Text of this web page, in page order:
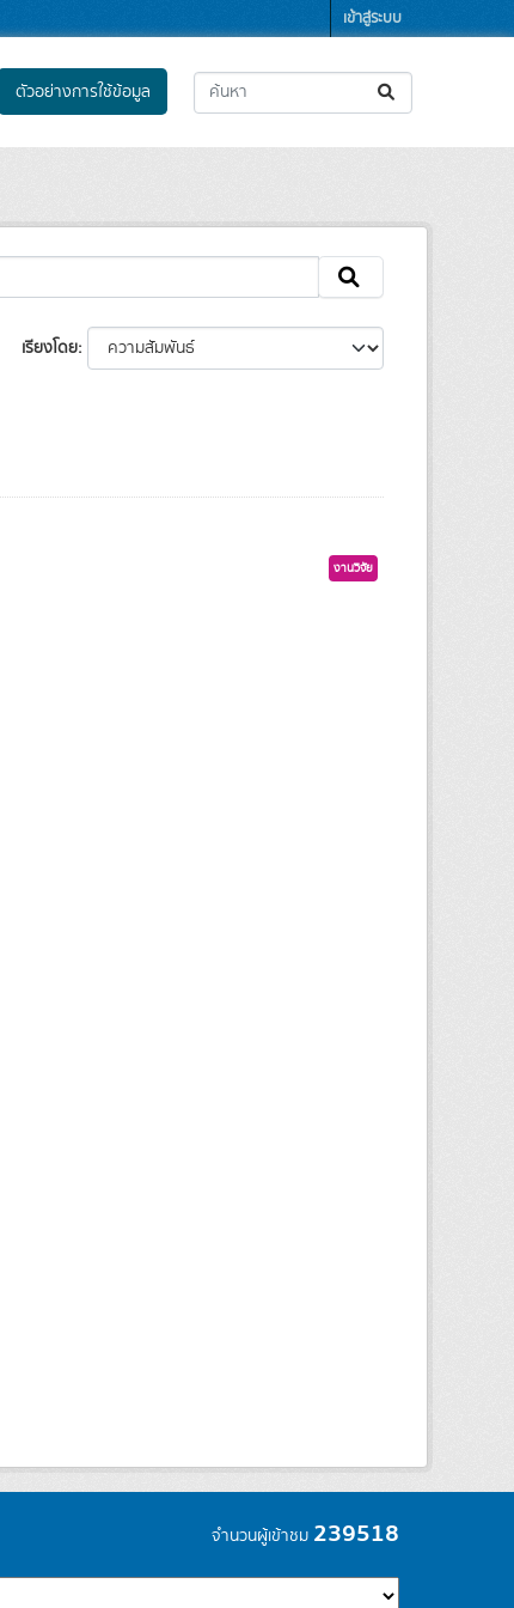
เข้าสู่ระบบ
ตัวอย่างการใช้ข้อมูล
เรียงโดย
งานวิจัย
จำนวนผู้เข้าชม 239518